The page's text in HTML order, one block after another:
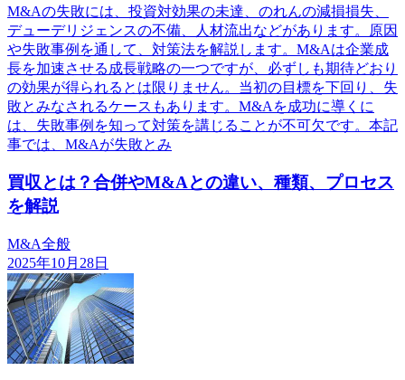
M&Aの失敗には、投資対効果の未達、のれんの減損損失、
デューデリジェンスの不備、人材流出などがあります。原因
や失敗事例を通して、対策法を解説します。M&Aは企業成
長を加速させる成長戦略の一つですが、必ずしも期待どおり
の効果が得られるとは限りません。当初の目標を下回り、失
敗とみなされるケースもあります。M&Aを成功に導くに
は、失敗事例を知って対策を講じることが不可欠です。本記
事では、M&Aが失敗とみ
買収とは？合併やM&Aとの違い、種類、プロセス
を解説
M&A全般
2025年10月28日